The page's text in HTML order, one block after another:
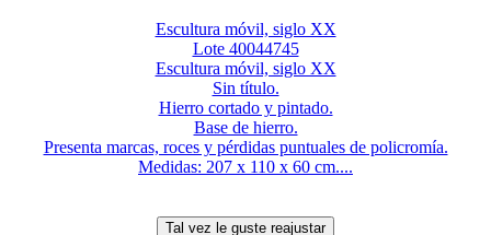
Escultura móvil, siglo XX
Lote 40044745
Escultura móvil, siglo XX
Sin título.
Hierro cortado y pintado.
Base de hierro.
Presenta marcas, roces y pérdidas puntuales de policromía.
Medidas: 207 x 110 x 60 cm....